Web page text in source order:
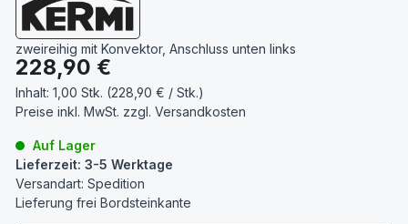
zweireihig mit Konvektor, Anschluss unten links
Regulärer Preis:
228,90 €
Inhalt: 1,00 Stk. (228,90 € / Stk.)
Preise inkl. MwSt. zzgl. Versandkosten
Auf Lager
Lieferzeit: 3-5 Werktage
Versandart: Spedition
Lieferung frei Bordsteinkante